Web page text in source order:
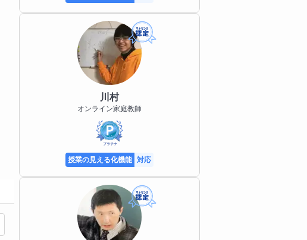
川村
オンライン家庭教師
授業の見える化機能 対応